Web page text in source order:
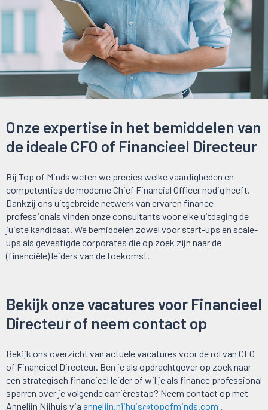
Onze expertise in het bemiddelen van
de ideale CFO of Financieel Directeur
Bij Top of Minds weten we precies welke vaardigheden en
competenties de moderne Chief Financial Officer nodig heeft.
Dankzij ons uitgebreide netwerk van ervaren finance
professionals vinden onze consultants voor elke uitdaging de
juiste kandidaat. We bemiddelen zowel voor start-ups en scale-
ups als gevestigde corporates die op zoek zijn naar de
(financiële) leiders van de toekomst.
Bekijk onze vacatures voor Financieel
Directeur of neem contact op
Bekijk ons overzicht van actuele vacatures voor de rol van CFO
of Financieel Directeur. Ben je als opdrachtgever op zoek naar
een strategisch financieel leider of wil je als finance professional
sparren over je volgende carrièrestap? Neem contact op met
Annelijn Nijhuis via annelijn.nijhuis@topofminds.com .